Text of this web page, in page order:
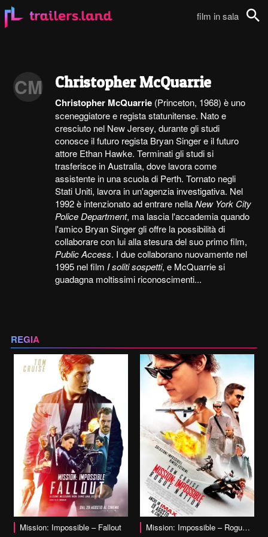
film in sala
CM Christopher McQuarrie
Christopher McQuarrie (Princeton, 1968) è uno
sceneggiatore e regista statunitense. Nato e
cresciuto nel New Jersey, durante gli studi
conosce il futuro regista Bryan Singer e il futuro
attore Ethan Hawke. Terminati gli studi si
trasferisce in Australia, dove lavora come
assistente in una scuola di Perth. Tornato negli
Stati Uniti, lavora in un'agenzia investigativa. Nel
1992 è intenzionato ad entrare nellaNew York City
Police Department, ma lascia l'accademia quando
l'amico Bryan Singer gli offre la possibilità di
collaborare con lui alla stesura del suo primo film,
Public Access. I due collaborano nuovamente nel
1995 nel film I soliti sospetti, e McQuarrie si
guadagna moltissimi riconoscimenti...
REGIA
Mission: Impossible – Fallout
vai alla scheda Mission: Impossible – Rogue Nation